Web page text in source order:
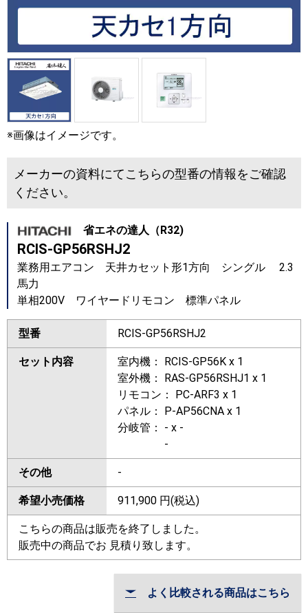
※画像はイメージです。
メーカーの資料にてこちらの型番の情報をご確認
ください。
省エネの達人（R32)
RCIS-GP56RSHJ2
業務用エアコン 天井カセット形1方向 シングル 2.3
馬力
単相200V ワイヤードリモコン 標準パネル
型番 RCIS-GP56RSHJ2
セット内容
室内機： RCIS-GP56K x 1
室外機： RAS-GP56RSHJ1 x 1
リモコン： PC-ARF3 x 1
パネル： P-AP56CNA x 1
分岐管： - x -
-
その他 -
希望小売価格 911,900 円(税込)
こちらの商品は販売を終了しました。
販売中の商品でお 見積り致します。
よく比較される商品はこちら